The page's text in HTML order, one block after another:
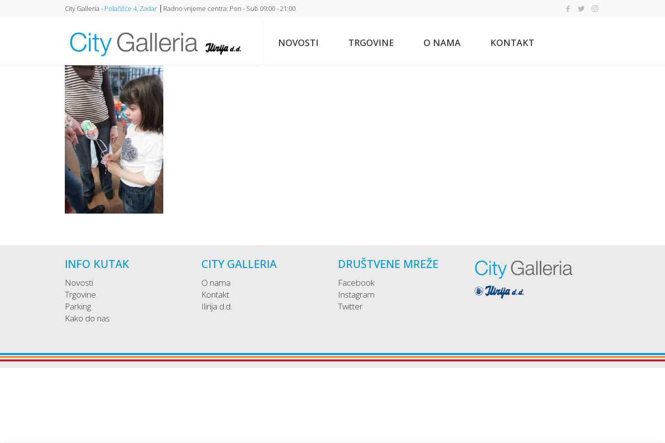
City Galleria - Polačišće 4, Zadar ⎥ Radno vrijeme centra: Pon - Sub 09:00 - 21:00
NOVOSTI TRGOVINE O NAMA KONTAKT
INFO KUTAK
Novosti
Trgovine
Parking
Kako do nas
CITY GALLERIA
O nama
Kontakt
Ilirija d.d.
DRUŠTVENE MREŽE
Facebook
Instagram
Twitter